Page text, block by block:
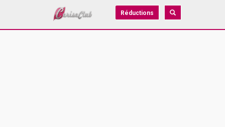
Réductions